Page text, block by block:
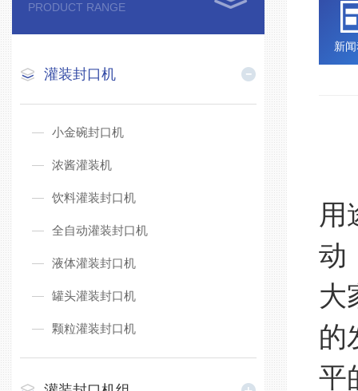
PRODUCT RANGE
灌装封口机
小金碗封口机
浓酱灌装机
饮料灌装封口机
全自动灌装封口机
液体灌装封口机
罐头灌装封口机
颗粒灌装封口机
新
用
动
大
的
平